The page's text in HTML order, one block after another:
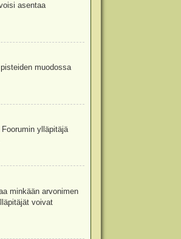
asentaa
muodossa
ylläpitäjä
minkään arvonimen
voivat